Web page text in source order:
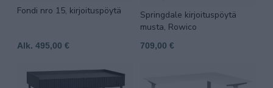
Fondi nro 15, kirjoituspöytä
Alk. 495,00 €
Springdale kirjoituspöytä
musta, Rowico
709,00 €